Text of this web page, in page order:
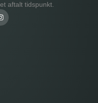
aftalt tidspunkt.